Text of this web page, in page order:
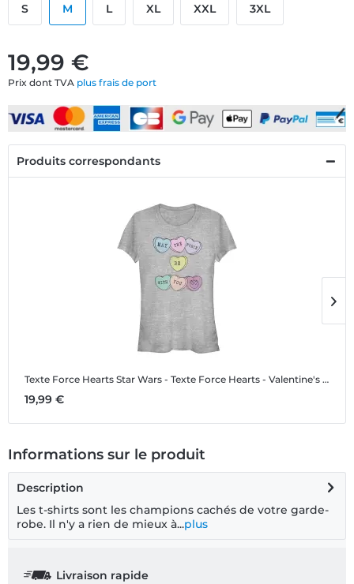
19,99 €
Prix dont TVA plus frais de port
S M L XL XXL 3XL
Produits correspondants
Texte Force Hearts Star Wars - Texte Force Hearts - Valentine's Day - Femme T-shirt
19,99 €
Informations sur le produit
Description
Les t-shirts sont les champions cachés de votre garde-
robe. Il n'y a rien de mieux à...plus
Livraison rapide